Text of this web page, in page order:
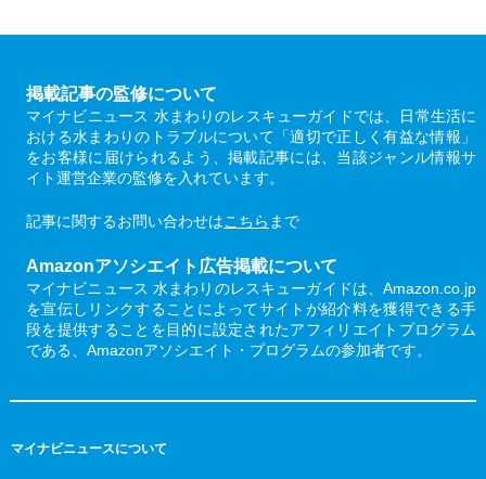
掲載記事の監修について
マイナビニュース 水まわりのレスキューガイドでは、日常生活に
おける水まわりのトラブルについて「適切で正しく有益な情報」
をお客様に届けられるよう、掲載記事には、当該ジャンル情報サ
イト運営企業の監修を入れています。
記事に関するお問い合わせはこちら まで
Amazonアソシエイト広告掲載について
マイナビニュース 水まわりのレスキューガイドは、Amazon.co.jp
を宣伝しリンクすることによってサイトが紹介料を獲得できる手
段を提供することを目的に設定されたアフィリエイトプログラム
である、Amazonアソシエイト・プログラムの参加者です。
マイナビニュースについて